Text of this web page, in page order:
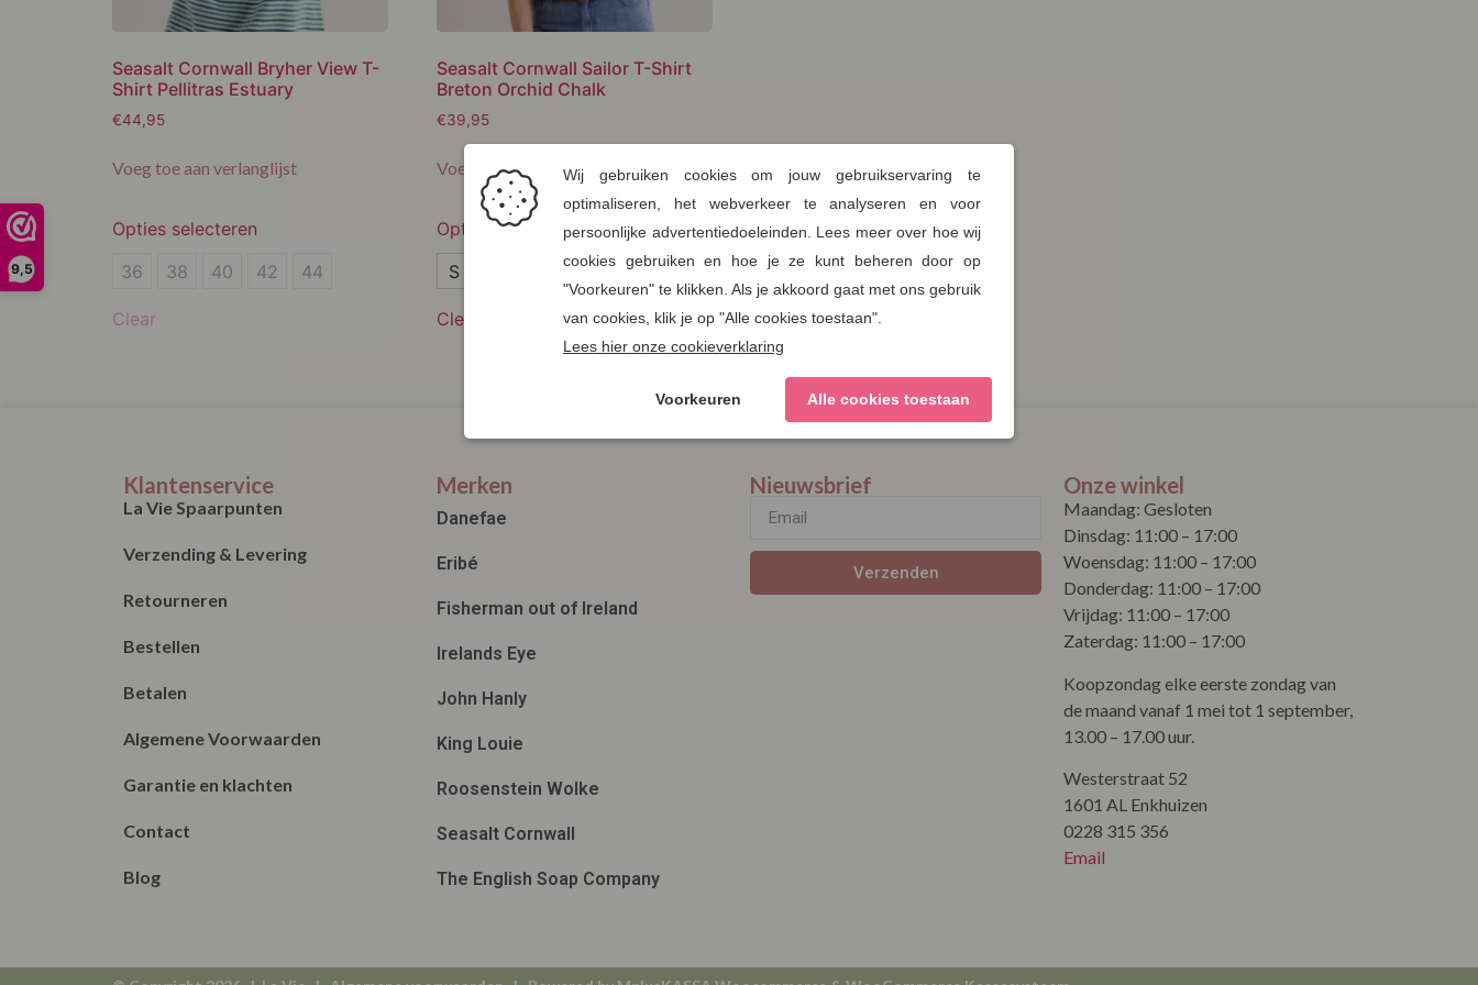
9,5
Seasalt Cornwall Bryher View T-
Shirt Pellitras Estuary
€44,95
Voeg toe aan verlanglijst
Opties selecteren
36
38
36 38 40 42 44
Clear
Seasalt Cornwall Sailor T-Shirt
Breton Orchid Chalk
€39,95
Voeg toe aan verlanglijst
Opties selecteren
S
M
XXL
S XL XXL
Clear
Klantenservice
La Vie Spaarpunten
Verzending & Levering
Retourneren
Bestellen
Betalen
Algemene Voorwaarden
Garantie en klachten
Contact
Blog
Merken
Danefae
Eribé
Fisherman out of Ireland
Irelands Eye
John Hanly
King Louie
Roosenstein Wolke
Seasalt Cornwall
The English Soap Company
Nieuwsbrief
Verzenden
Onze winkel
Maandag: Gesloten
Dinsdag: 11:00 – 17:00
Woensdag: 11:00 – 17:00
Donderdag: 11:00 – 17:00
Vrijdag: 11:00 – 17:00
Zaterdag: 11:00 – 17:00
Koopzondag elke eerste zondag van
de maand vanaf 1 mei tot 1 september,
13.00 – 17.00 uur.
Westerstraat 52
1601 AL Enkhuizen
0228 315 356
Email